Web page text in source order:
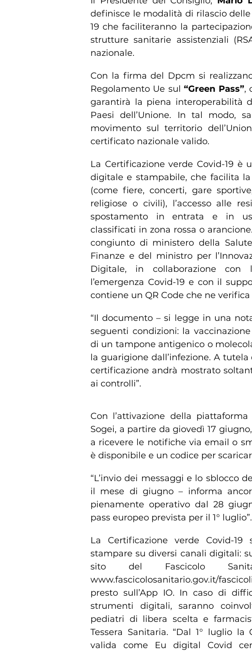
definisce le modalità di rilascio
19 che faciliteranno la
strutture sanitarie assistenziali
nazionale.
Con la firma del Dpcm si
Regolamento Ue sul“Green Pass”,
garantirà la piena interoperabilità
Paesi dell’Unione. In tal modo,
movimento sul territorio
certificato nazionale valido.
La Certificazione verde Covid-19
digitale e stampabile, che facilita
(come fiere, concerti, gare
religiose o civili), l’accesso alle
spostamento in entrata e in
classificati in zona rossa o
congiunto di ministero della
Finanze e del ministro per
Digitale, in collaborazione con
l’emergenza Covid-19 e con il
contiene un QR Code che ne
“Il documento – si legge in una
seguenti condizioni: la
di un tampone antigenico o
la guarigione dall’infezione. A
certificazione andrà mostrato
ai controlli”.
Con l’attivazione della
Sogei, a partire da giovedì 17
a ricevere le notifiche via email o
è disponibile e un codice per
“L’invio dei messaggi e lo sblocco
il mese di giugno – informa
pienamente operativo dal 28
pass europeo prevista per il 1° luglio”.
La Certificazione verde Covid-
stampare su diversi canali digitali:
sito del Fascicolo
www.fascicolosanitario.gov.it/
presto sull’App IO. In caso di
strumenti digitali, saranno
pediatri di libera scelta e
Tessera Sanitaria. “Dal 1° luglio la
valida come Eu digital Covid